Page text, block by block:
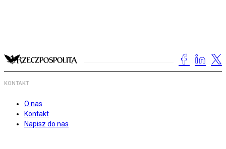
KONTAKT
O nas
Kontakt
Napisz do nas